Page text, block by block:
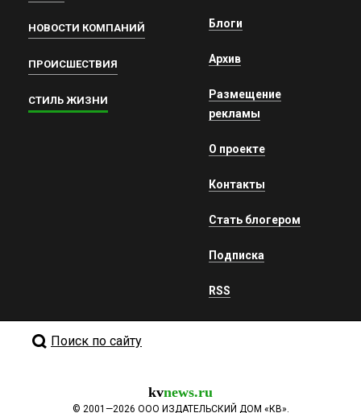
НОВОСТИ КОМПАНИЙ
ПРОИСШЕСТВИЯ
СТИЛЬ ЖИЗНИ
Блоги
Архив
Размещение
рекламы
О проекте
Контакты
Стать блогером
Подписка
RSS
Поиск по сайту
kvnews.ru
© 2001—2026 ООО ИЗДАТЕЛЬСКИЙ ДОМ «КВ».